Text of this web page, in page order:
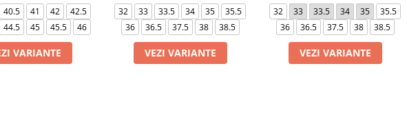
40.5 41 42
42.5
44.5 45 45.5 46
VARIANTE
32 33 33.5 34 35
35.5
36
36.5 37.5 38 38.5
VEZI VARIANTE
32 33 33.5 34 35
35.5
36
36.5 37.5 38 38.5
VEZI VARIANTE